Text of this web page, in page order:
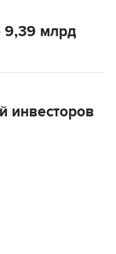
9,39 млрд
инвесторов